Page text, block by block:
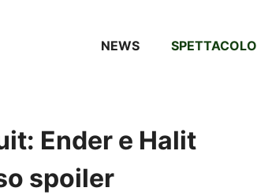
NEWS SPETTACOLO
Ender e Halit
spoiler